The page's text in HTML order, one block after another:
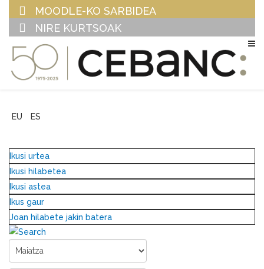
MOODLE-KO SARBIDEA
NIRE KURTSOAK
EU ES
Ikusi urtea
Ikusi hilabetea
Ikusi astea
Ikus gaur
Joan hilabete jakin batera